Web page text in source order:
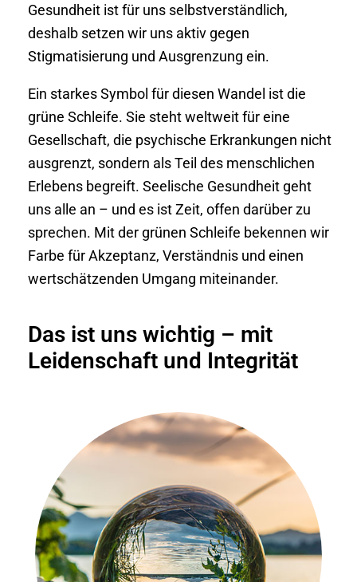
Gesundheit ist für uns selbstverständlich,
deshalb setzen wir uns aktiv gegen
Stigmatisierung und Ausgrenzung ein.
Ein starkes Symbol für diesen Wandel ist die
grüne Schleife. Sie steht weltweit für eine
Gesellschaft, die psychische Erkrankungen nicht
ausgrenzt, sondern als Teil des menschlichen
Erlebens begreift. Seelische Gesundheit geht
uns alle an – und es ist Zeit, offen darüber zu
sprechen. Mit der grünen Schleife bekennen wir
Farbe für Akzeptanz, Verständnis und einen
wertschätzenden Umgang miteinander.
Das ist uns wichtig – mit
Leidenschaft und Integrität